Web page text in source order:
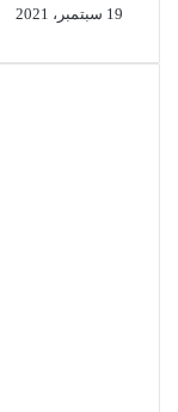
19 سبتمبر، 2021